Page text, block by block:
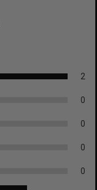
2
0
0
0
0